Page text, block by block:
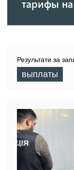
тарифы
Результати за
выплаты